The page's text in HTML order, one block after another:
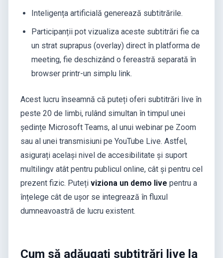
Inteligența artificială generează subtitrările.
Participanții pot vizualiza aceste subtitrări fie ca
un strat suprapus (overlay) direct în platforma de
meeting, fie deschizând o fereastră separată în
browser printr-un simplu link.
Acest lucru înseamnă că puteți oferi subtitrări live în
peste 20 de limbi, rulând simultan în timpul unei
ședințe Microsoft Teams, al unui webinar pe Zoom
sau al unei transmisiuni pe YouTube Live. Astfel,
asigurați același nivel de accesibilitate și suport
multilingv atât pentru publicul online, cât și pentru cel
prezent fizic. Puteți viziona un demo live pentru a
înțelege cât de ușor se integrează în fluxul
dumneavoastră de lucru existent.
Cum să adăugați subtitrări live la